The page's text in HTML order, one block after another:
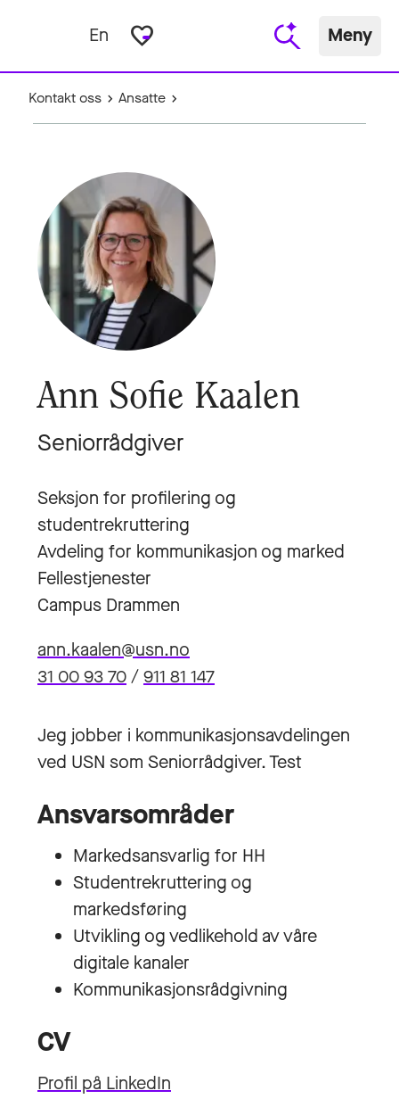
En favorite_border Meny
Kontakt oss Ansatte
Ann Sofie Kaalen
Seniorrådgiver
Seksjon for profilering og
studentrekruttering
Avdeling for kommunikasjon og marked
Fellestjenester
Campus Drammen
ann.kaalen@usn.no
31 00 93 70/911 81 147
Jeg jobber i kommunikasjonsavdelingen
ved USN som Seniorrådgiver. Test
Ansvarsområder
Markedsansvarlig for HH
Studentrekruttering og
markedsføring
Utvikling og vedlikehold av våre
digitale kanaler
Kommunikasjonsrådgivning
CV
Profil på LinkedIn